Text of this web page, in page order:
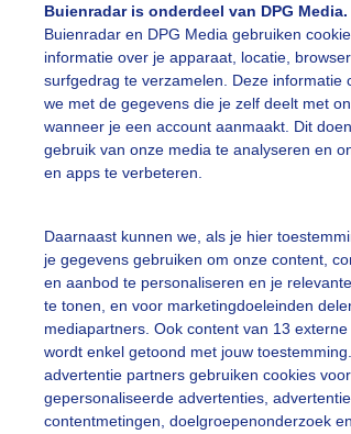
Buienradar is onderdeel van DPG Media.
Buienradar en DPG Media gebruiken
informatie over je apparaat, locatie,
surfgedrag te verzamelen. Deze informatie
we met de gegevens die je zelf deelt met
wanneer je een account aanmaakt. Dit
gebruik van onze media te analyseren en
en apps te verbeteren.
Daarnaast kunnen we, als je hier
je gegevens gebruiken om onze content,
en aanbod te personaliseren en je
te tonen, en voor marketingdoeleinden
mediapartners. Ook content van 13
wordt enkel getoond met jouw
advertentie partners gebruiken cookies voor
gepersonaliseerde advertenties,
contentmetingen, doelgroepenonderzoek
bewolkt met hier en daar wat
Gijs Bastianen Gemaakt: 01-01-2022, 481x
Natuur Wolken
slideshow